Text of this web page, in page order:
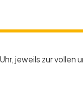
jeweils zur vollen